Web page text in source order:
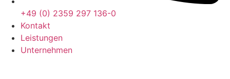
+49 (0) 2359 297 136-0
Kontakt
Leistungen
Unternehmen